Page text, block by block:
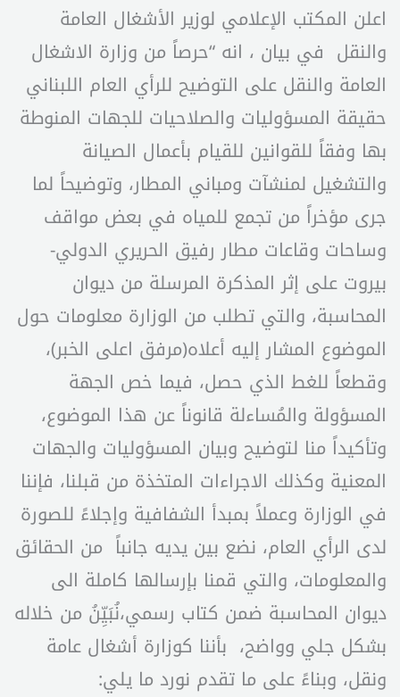
اعلن المكتب الإعلامي لوزير الأشغال العامة
والنقل في بيان ، انه “حرصاً من وزارة الاشغال
العامة والنقل على التوضيح للرأي العام اللبناني
حقيقة المسؤوليات والصلاحيات للجهات المنوطة
بها وفقاً للقوانين للقيام بأعمال الصيانة
والتشغيل لمنشآت ومباني المطار، وتوضيحاً لما
جرى مؤخراً من تجمع للمياه في بعض مواقف
وساحات وقاعات مطار رفيق الحريري الدولي-
بيروت على إثر المذكرة المرسلة من ديوان
المحاسبة، والتي تطلب من الوزارة معلومات حول
الموضوع المشار إليه أعلاه(مرفق اعلى الخبر)،
وقطعاً للغط الذي حصل، فيما خص الجهة
المسؤولة والمُساءلة قانوناً عن هذا الموضوع،
وتأكيداً منا لتوضيح وبيان المسؤوليات والجهات
المعنية وكذلك الاجراءات المتخذة من قبلنا، فإننا
في الوزارة وعملاً بمبدأ الشفافية وإجلاءً للصورة
لدى الرأي العام، نضع بين يديه جانباً من الحقائق
والمعلومات، والتي قمنا بإرسالها كاملة الى
ديوان المحاسبة ضمن كتاب رسمي،نُبَيِّنُ من خلاله
بشكل جلي وواضح، بأننا كوزارة أشغال عامة
ونقل، وبناءً على ما تقدم نورد ما يلي: